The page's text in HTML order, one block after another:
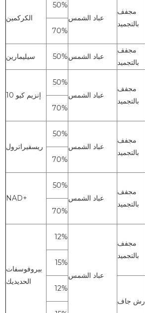
الكركمين
50%
عباد الشمس
مجفف
بالتجميد
70%
سيليمارين 50%عباد الشمس
مجفف
بالتجميد
إنزيم كيو 10
50%
عباد الشمس
مجفف
بالتجميد
70%
ريسفيراترول
50%
عباد الشمس
مجفف
بالتجميد
70%
NAD+
50%
عباد الشمس
مجفف
بالتجميد
70%
بيروفوسفات
الحديديك
12%
عباد الشمس
مجفف
بالتجميد
15%
12%
رش جاف